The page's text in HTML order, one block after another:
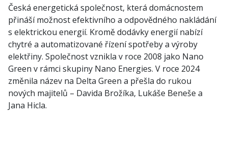
Česká energetická společnost, která domácnostem
přináší možnost efektivního a odpovědného nakládání
s elektrickou energií. Kromě dodávky energií nabízí
chytré a automatizované řízení spotřeby a výroby
elektřiny. Společnost vznikla v roce 2008 jako Nano
Green v rámci skupiny Nano Energies. V roce 2024
změnila název na Delta Green a přešla do rukou
nových majitelů – Davida Brožíka, Lukáše Beneše a
Jana Hicla.